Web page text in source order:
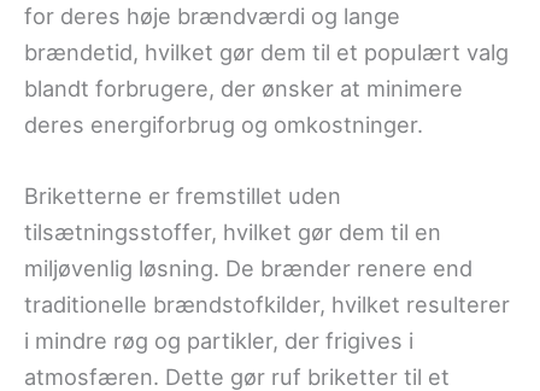
for deres høje brændværdi og lange
brændetid, hvilket gør dem til et populært valg
blandt forbrugere, der ønsker at minimere
deres energiforbrug og omkostninger.
Briketterne er fremstillet uden
tilsætningsstoffer, hvilket gør dem til en
miljøvenlig løsning. De brænder renere end
traditionelle brændstofkilder, hvilket resulterer
i mindre røg og partikler, der frigives i
atmosfæren. Dette gør ruf briketter til et